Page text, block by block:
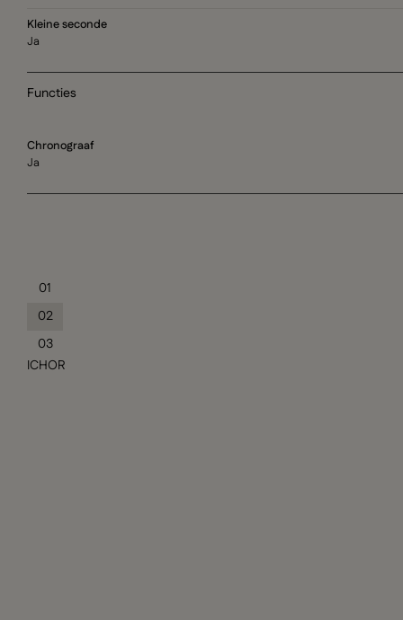
Kleine seconde
Ja
Functies
Chronograaf
Ja
01
02
03
ICHOR